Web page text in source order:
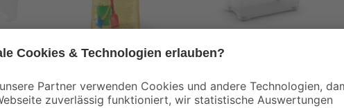
toom
Spielsand beige 0-2
KIS
Aufbewahrungsbox